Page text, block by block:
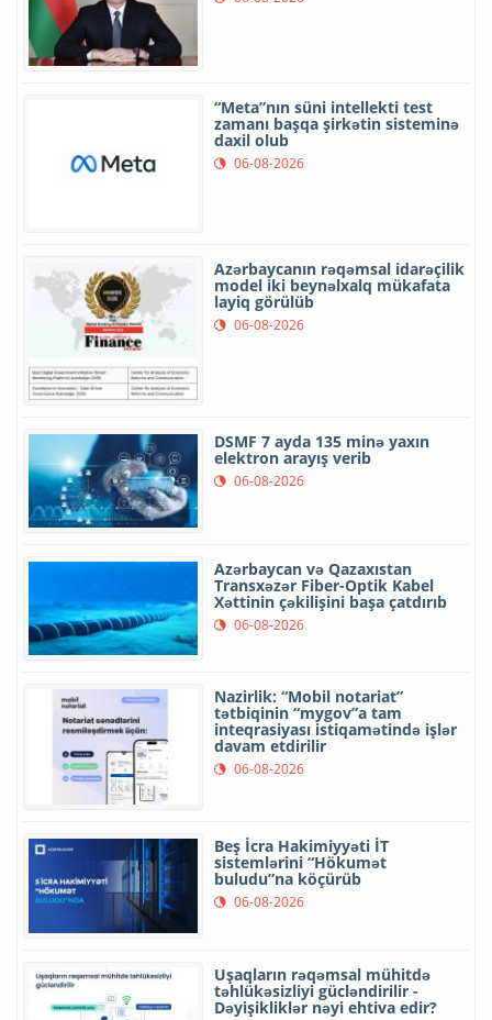
“Meta”nın süni intellekti test
zamanı başqa şirkətin sisteminə
daxil olub
06-08-2026
Azərbaycanın rəqəmsal idarəçilik
model iki beynəlxalq mükafata
layiq görülüb
06-08-2026
DSMF 7 ayda 135 minə yaxın
elektron arayış verib
06-08-2026
Azərbaycan və Qazaxıstan
Transxəzər Fiber-Optik Kabel
Xəttinin çəkilişini başa çatdırıb
06-08-2026
Nazirlik: “Mobil notariat”
tətbiqinin “mygov”a tam
inteqrasiyası istiqamətində işlər
davam etdirilir
06-08-2026
Beş İcra Hakimiyyəti İT
sistemlərini “Hökumət
buludu”na köçürüb
06-08-2026
Uşaqların rəqəmsal mühitdə
təhlükəsizliyi gücləndirilir -
Dəyişikliklər nəyi ehtiva edir?